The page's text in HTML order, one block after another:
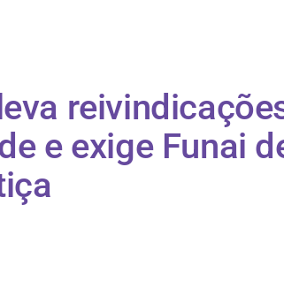
e exige Funai